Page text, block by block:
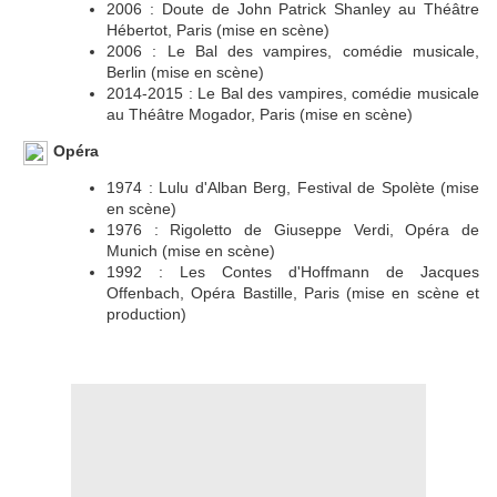
2006 : Doute de John Patrick Shanley au Théâtre
Hébertot, Paris (mise en scène)
2006 : Le Bal des vampires, comédie musicale,
Berlin (mise en scène)
2014-2015 : Le Bal des vampires, comédie musicale
au Théâtre Mogador, Paris (mise en scène)
Opéra
1974 : Lulu d'Alban Berg, Festival de Spolète (mise
en scène)
1976 : Rigoletto de Giuseppe Verdi, Opéra de
Munich (mise en scène)
1992 : Les Contes d'Hoffmann de Jacques
Offenbach, Opéra Bastille, Paris (mise en scène et
production)